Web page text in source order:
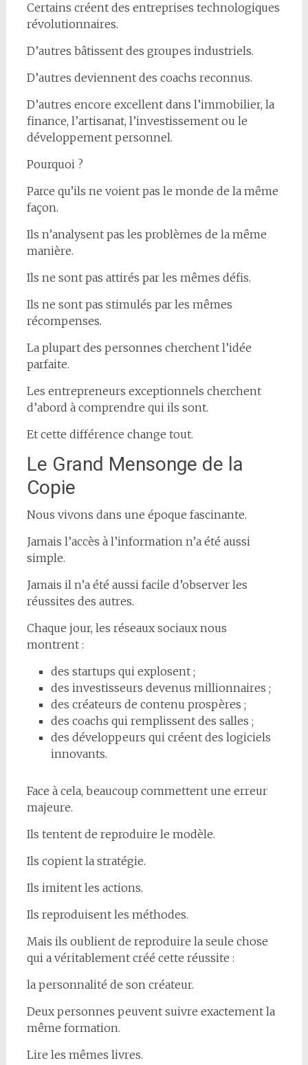
Certains créent des entreprises technologiques
révolutionnaires.
D’autres bâtissent des groupes industriels.
D’autres deviennent des coachs reconnus.
D’autres encore excellent dans l’immobilier, la
finance, l’artisanat, l’investissement ou le
développement personnel.
Pourquoi ?
Parce qu’ils ne voient pas le monde de la même
façon.
Ils n’analysent pas les problèmes de la même
manière.
Ils ne sont pas attirés par les mêmes défis.
Ils ne sont pas stimulés par les mêmes
récompenses.
La plupart des personnes cherchent l’idée
parfaite.
Les entrepreneurs exceptionnels cherchent
d’abord à comprendre qui ils sont.
Et cette différence change tout.
Le Grand Mensonge de la
Copie
Nous vivons dans une époque fascinante.
Jamais l’accès à l’information n’a été aussi
simple.
Jamais il n’a été aussi facile d’observer les
réussites des autres.
Chaque jour, les réseaux sociaux nous
montrent :
des startups qui explosent ;
des investisseurs devenus millionnaires ;
des créateurs de contenu prospères ;
des coachs qui remplissent des salles ;
des développeurs qui créent des logiciels
innovants.
Face à cela, beaucoup commettent une erreur
majeure.
Ils tentent de reproduire le modèle.
Ils copient la stratégie.
Ils imitent les actions.
Ils reproduisent les méthodes.
Mais ils oublient de reproduire la seule chose
qui a véritablement créé cette réussite :
la personnalité de son créateur.
Deux personnes peuvent suivre exactement la
même formation.
Lire les mêmes livres.